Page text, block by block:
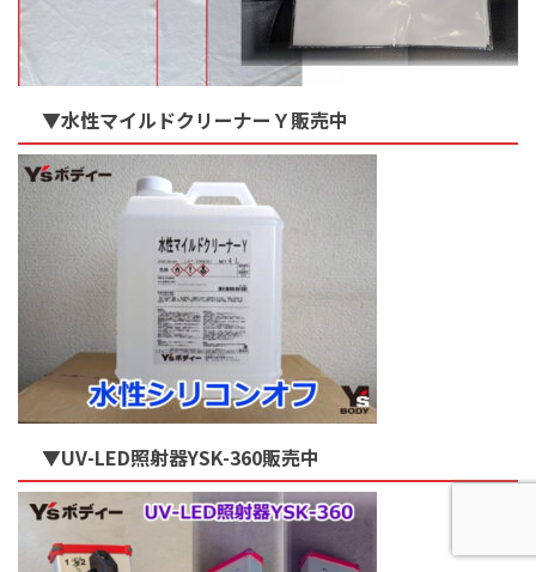
▼水性マイルドクリーナーＹ販売中
▼UV-LED照射器YSK-360販売中